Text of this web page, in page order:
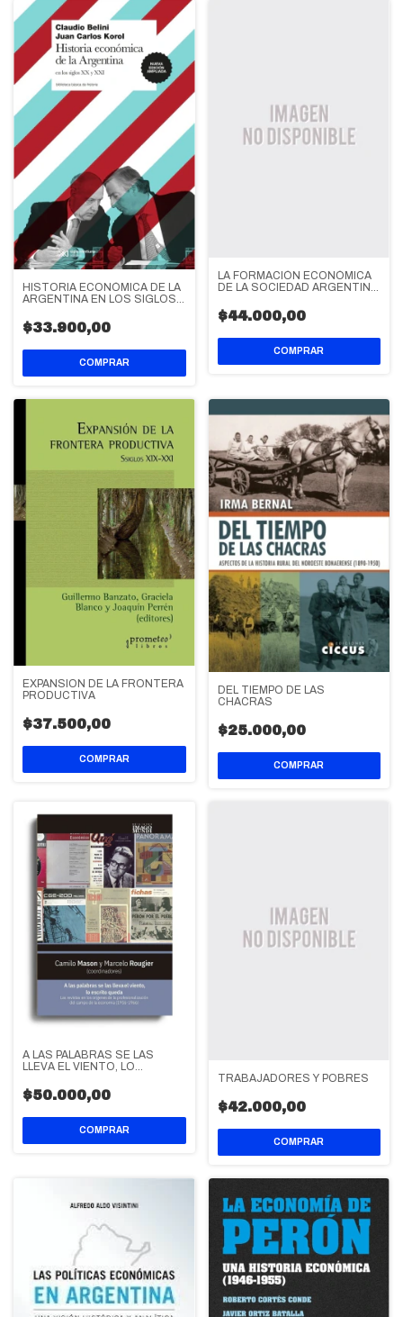
HISTORIA ECONÓMICA DE LA
ARGENTINA EN LOS SIGLOS
$33.900,00
LA FORMACIÓN ECONÓMICA
DE LA SOCIEDAD ARGENTINA.
$44.000,00
EXPANSION DE LA FRONTERA
PRODUCTIVA
$37.500,00
DEL TIEMPO DE LAS
CHACRAS
$25.000,00
A LAS PALABRAS SE LAS
LLEVA EL VIENTO, LO
$50.000,00
TRABAJADORES Y POBRES
$42.000,00